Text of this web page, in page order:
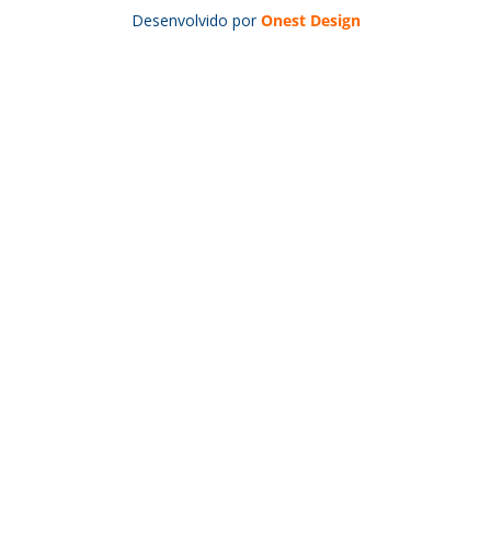
Desenvolvido por Onest Design